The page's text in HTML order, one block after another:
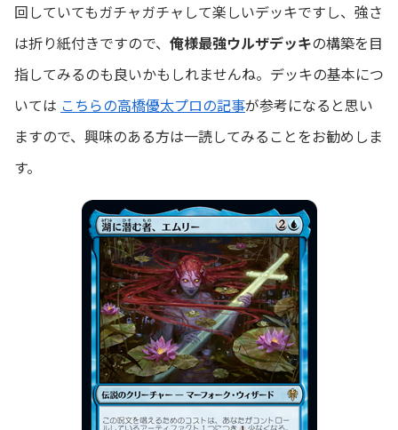
回していてもガチャガチャして楽しいデッキですし、強さ
は折り紙付きですので、 俺様最強ウルザデッキの構築を目
指してみるのも良いかもしれませんね。デッキの基本につ
いては こちらの高橋優太プロの記事が参考になると思い
ますので、興味のある方は一読してみることをお勧めしま
す。